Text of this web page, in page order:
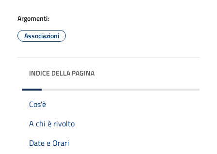
Argomenti:
Associazioni
INDICE DELLA PAGINA
Cos'è
A chi è rivolto
Date e Orari